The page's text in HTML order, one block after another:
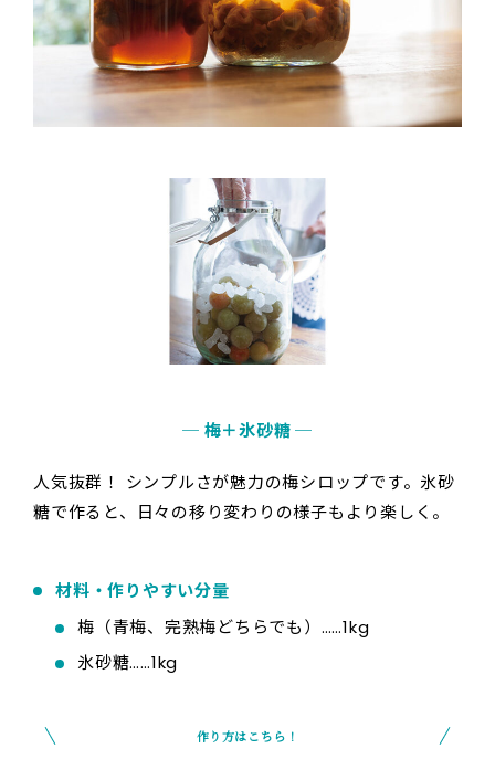
─ 梅＋氷砂糖 ─
人気抜群！ シンプルさが魅力の梅シロップです。氷砂
糖で作ると、日々の移り変わりの様子もより楽しく。
材料・作りやすい分量
梅（青梅、完熟梅どちらでも）……1kg
氷砂糖……1kg
作り方はこちら！